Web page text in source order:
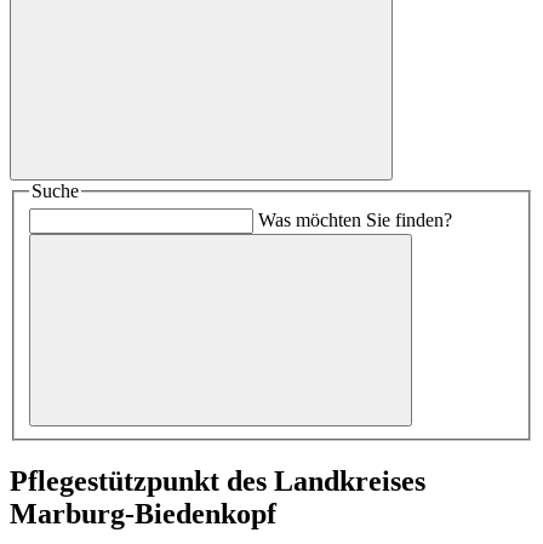
Suche
Was möchten Sie finden?
Pflegestützpunkt des Landkreises
Marburg-Biedenkopf